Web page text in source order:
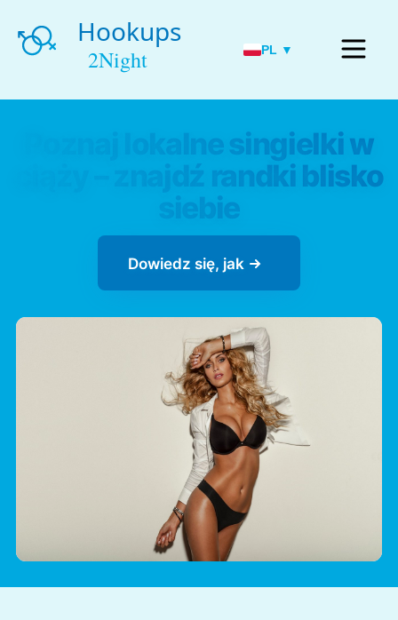
PL ▼
Poznaj lokalne singielki w
ciąży – znajdź randki blisko
siebie
Dowiedz się, jak